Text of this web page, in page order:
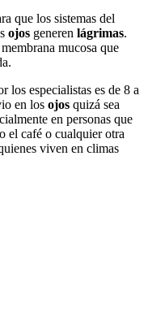
que los sistemas del
ojos generen lágrimas.
mucosa que
los especialistas es de 8 a
en los ojos quizá sea
en personas que
el café o cualquier otra
viven en climas